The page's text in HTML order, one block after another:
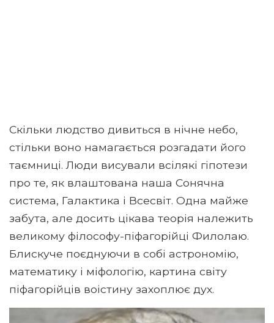
Скільки людство дивиться в нічне небо,
стільки воно намагається розгадати його
таємниці. Люди висували всілякі гіпотези
про те, як влаштована наша Сонячна
система, Галактика і Всесвіт. Одна майже
забута, але досить цікава теорія належить
великому філософу-піфагорійці Филолаю.
Блискуче поєднуючи в собі астрономію,
математику і міфологію, картина світу
піфагорійців воістину захоплює дух.